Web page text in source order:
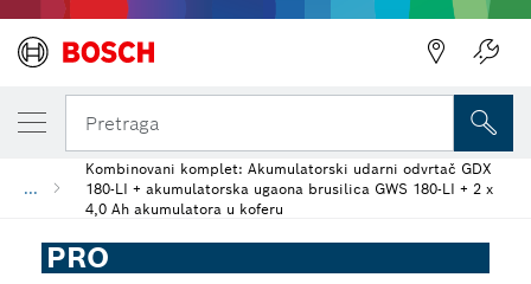
Pretraga
...
Kombinovani komplet: Akumulatorski udarni odvrtač GDX
180-LI + akumulatorska ugaona brusilica GWS 180-LI + 2 x
4,0 Ah akumulatora u koferu
PRO